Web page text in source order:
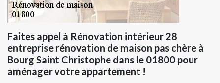
Faites appel à Rénovation intérieur 28
entreprise rénovation de maison pas chère à
Bourg Saint Christophe dans le 01800 pour
aménager votre appartement !